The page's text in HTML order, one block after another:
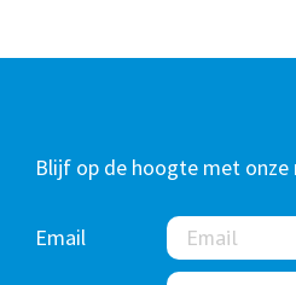
Blijf op de hoogte met onze
Email